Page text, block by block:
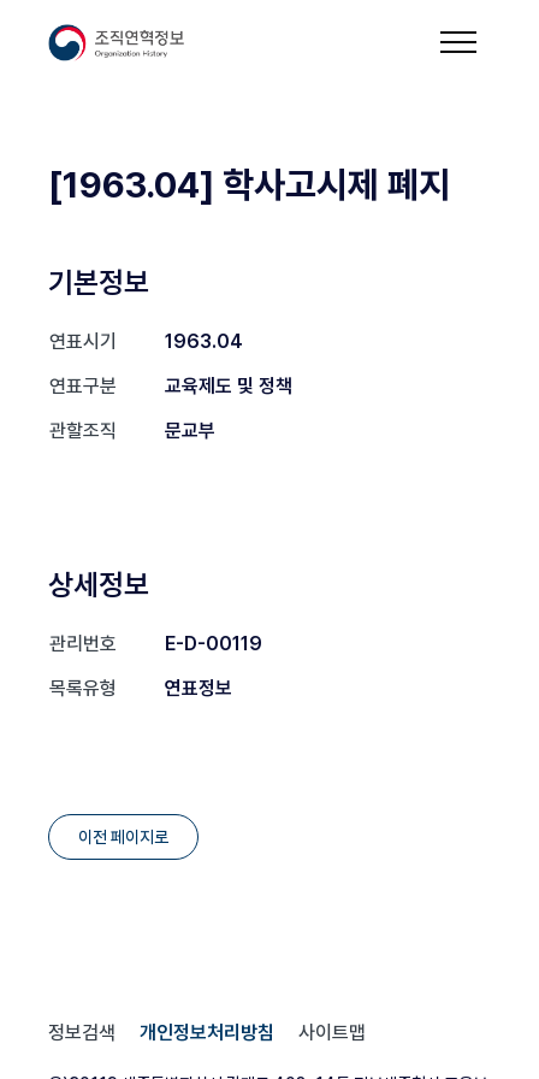
[1963.04] 학사고시제 폐지
기본정보
연표시기
1963.04
연표구분
교육제도 및 정책
관할조직
문교부
상세정보
관리번호
E-D-00119
목록유형
연표정보
이전 페이지로
정보검색 개인정보처리방침 사이트맵